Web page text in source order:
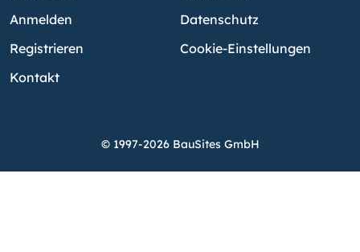
Anmelden
Registrieren
Kontakt
Datenschutz
Cookie-Einstellungen
© 1997-2026 BauSites GmbH